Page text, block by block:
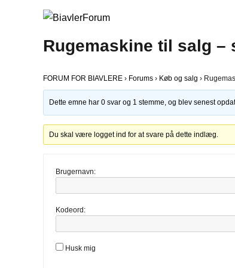
Rugemaskine til salg –
FORUM FOR BIAVLERE › Forums › Køb og salg ›
Dette emne har 0 svar og 1 stemme, og blev senest
Du skal være logget ind for at svare på dette indlæg.
Brugernavn:
Kodeord:
Husk mig